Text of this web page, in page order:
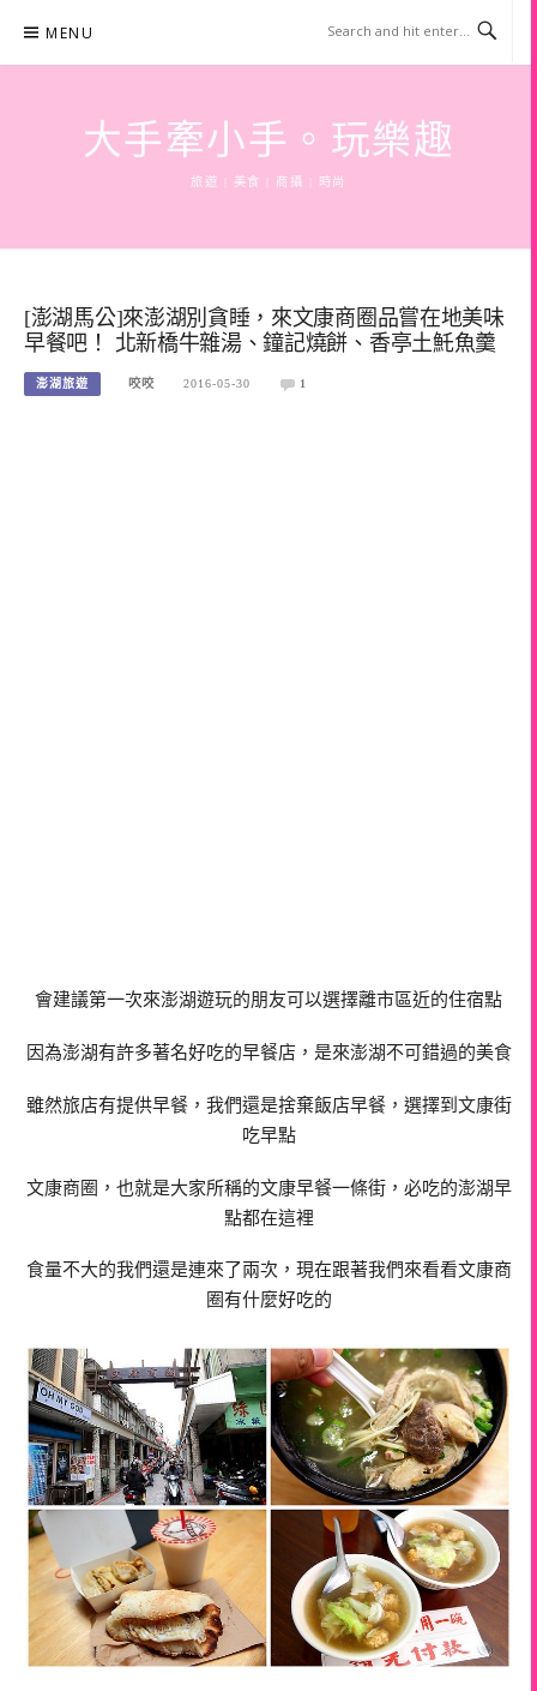
content
MENU
大手牽小手。玩樂趣
旅遊 | 美食 | 商攝 | 時尚
[澎湖馬公]來澎湖別貪睡，來文康商圈品嘗在地美味
早餐吧！ 北新橋牛雜湯、鐘記燒餅、香亭土魠魚羹
澎湖旅遊 咬咬 2016-05-30 1
會建議第一次來澎湖遊玩的朋友可以選擇離市區近的住宿點
因為澎湖有許多著名好吃的早餐店，是來澎湖不可錯過的美食
雖然旅店有提供早餐，我們還是捨棄飯店早餐，選擇到文康街
吃早點
文康商圈，也就是大家所稱的文康早餐一條街，必吃的澎湖早
點都在這裡
食量不大的我們還是連來了兩次，現在跟著我們來看看文康商
圈有什麼好吃的